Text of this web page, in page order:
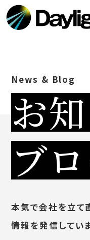
News & Blog
お
ブ
本気で会社を立て
情報を発信してい